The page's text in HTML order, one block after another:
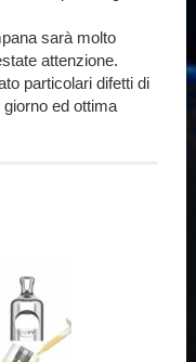
sarà molto
attenzione.
particolari difetti di
ed ottima